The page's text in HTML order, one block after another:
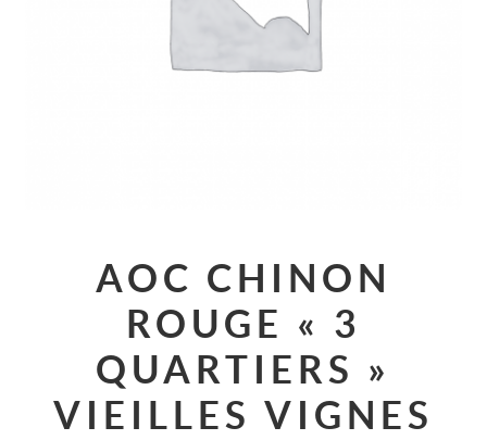
AOC CHINON
ROUGE « 3
QUARTIERS »
VIEILLES VIGNES